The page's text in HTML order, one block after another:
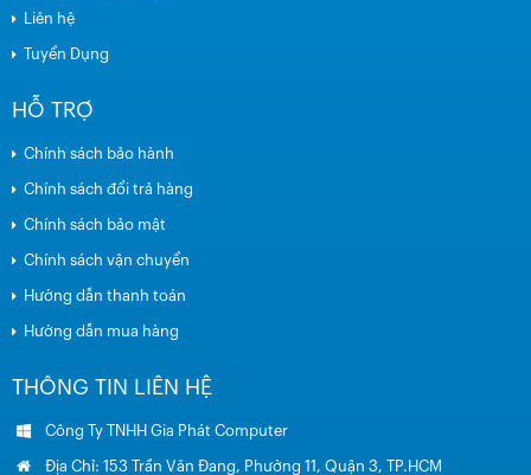
Liên hệ
Tuyển Dụng
HỖ TRỢ
Chính sách bảo hành
Chính sách đổi trả hàng
Chính sách bảo mật
Chính sách vận chuyển
Hướng dẫn thanh toán
Hướng dẫn mua hàng
THÔNG TIN LIÊN HỆ
Công Ty TNHH Gia Phát Computer
Địa Chỉ: 153 Trần Văn Đang, Phường 11, Quận 3, TP.HCM